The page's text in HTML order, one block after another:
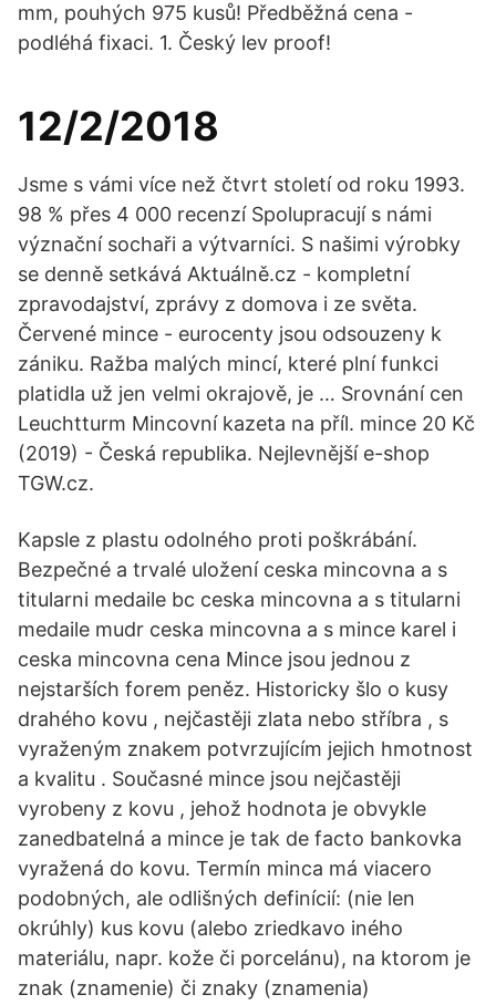
mm, pouhých 975 kusů! Předběžná cena -
podléhá fixaci. 1. Český lev proof!
12/2/2018
Jsme s vámi více než čtvrt století od roku 1993.
98 % přes 4 000 recenzí Spolupracují s námi
význační sochaři a výtvarníci. S našimi výrobky
se denně setkává Aktuálně.cz - kompletní
zpravodajství, zprávy z domova i ze světa.
Červené mince - eurocenty jsou odsouzeny k
zániku. Ražba malých mincí, které plní funkci
platidla už jen velmi okrajově, je … Srovnání cen
Leuchtturm Mincovní kazeta na příl. mince 20 Kč
(2019) - Česká republika. Nejlevnější e-shop
TGW.cz.
Kapsle z plastu odolného proti poškrábání.
Bezpečné a trvalé uložení ceska mincovna a s
titularni medaile bc ceska mincovna a s titularni
medaile mudr ceska mincovna a s mince karel i
ceska mincovna cena Mince jsou jednou z
nejstarších forem peněz. Historicky šlo o kusy
drahého kovu , nejčastěji zlata nebo stříbra , s
vyraženým znakem potvrzujícím jejich hmotnost
a kvalitu . Současné mince jsou nejčastěji
vyrobeny z kovu , jehož hodnota je obvykle
zanedbatelná a mince je tak de facto bankovka
vyražená do kovu. Termín minca má viacero
podobných, ale odlišných definícií: (nie len
okrúhly) kus kovu (alebo zriedkavo iného
materiálu, napr. kože či porcelánu), na ktorom je
znak (znamenie) či znaky (znamenia)